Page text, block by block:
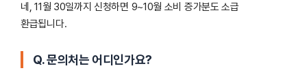
네, 11월 30일까지 신청하면 9~10월 소비 증가분도 소급
환급됩니다.
Q. 문의처는 어디인가요?